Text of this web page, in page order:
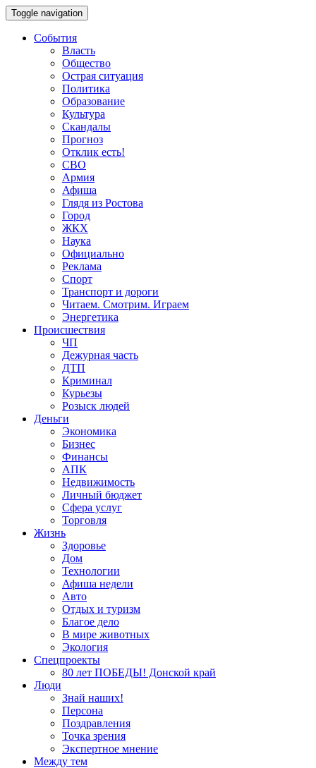
Toggle navigation
События
Власть
Общество
Острая ситуация
Политика
Образование
Культура
Скандалы
Прогноз
Отклик есть!
СВО
Армия
Афиша
Глядя из Ростова
Город
ЖКХ
Наука
Официально
Реклама
Спорт
Транспорт и дороги
Читаем. Смотрим. Играем
Энергетика
Происшествия
ЧП
Дежурная часть
ДТП
Криминал
Курьезы
Розыск людей
Деньги
Экономика
Бизнес
Финансы
АПК
Недвижимость
Личный бюджет
Сфера услуг
Торговля
Жизнь
Здоровье
Дом
Технологии
Афиша недели
Авто
Отдых и туризм
Благое дело
В мире животных
Экология
Спецпроекты
80 лет ПОБЕДЫ! Донской край
Люди
Знай наших!
Персона
Поздравления
Точка зрения
Экспертное мнение
Между тем